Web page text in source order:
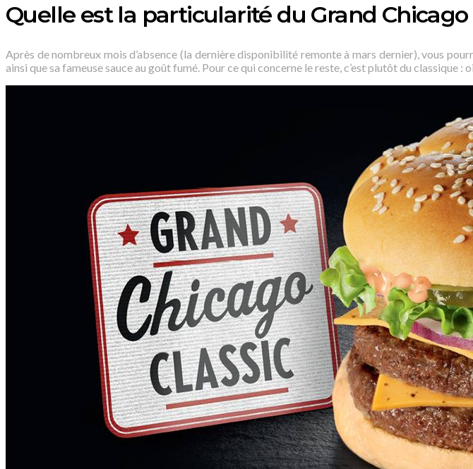
Quelle est la particularité du Grand Chicago
Après de nombreux mois d’absence (la dernière disponibilité remonte à mars dernier), vous
ainsi que sa fameuse sauce au goût fumé. Pour ce qui concerne le reste, c’est plutôt du classique :